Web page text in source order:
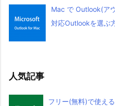
Mac で Outlook(ア
対応Outlookを選ぶ
人気記事
フリー(無料)で使え